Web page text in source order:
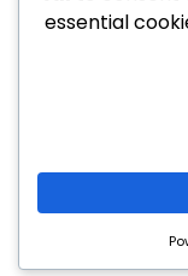
Copyright © 2025
essential